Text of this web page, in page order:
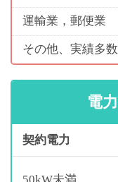
運輸業，郵便業
その他、実績多数
電
契約電力
50kW未満